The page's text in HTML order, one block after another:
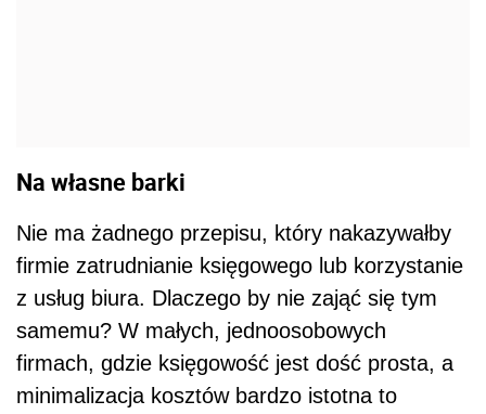
Na własne barki
Nie ma żadnego przepisu, który nakazywałby
firmie zatrudnianie księgowego lub korzystanie
z usług biura. Dlaczego by nie zająć się tym
samemu? W małych, jednoosobowych
firmach, gdzie księgowość jest dość prosta, a
minimalizacja kosztów bardzo istotna to